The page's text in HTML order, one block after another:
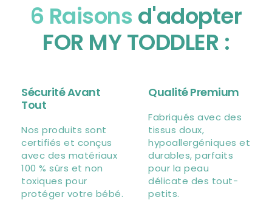
6 Raisons d'adopter
FOR MY TODDLER :
Sécurité Avant
Tout
Nos produits sont
certifiés et conçus
avec des matériaux
100 % sûrs et non
toxiques pour
protéger votre bébé.
Qualité Premium
Fabriqués avec des
tissus doux,
hypoallergéniques et
durables, parfaits
pour la peau
délicate des tout-
petits.